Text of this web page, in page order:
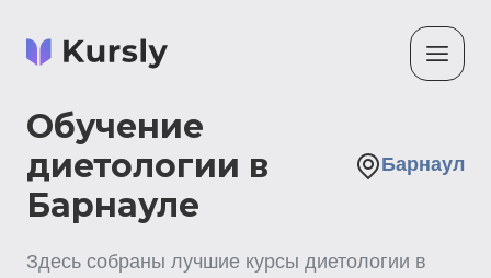
Обучение
диетологии в
Барнауле
Барнаул
Здесь собраны лучшие курсы диетологии в